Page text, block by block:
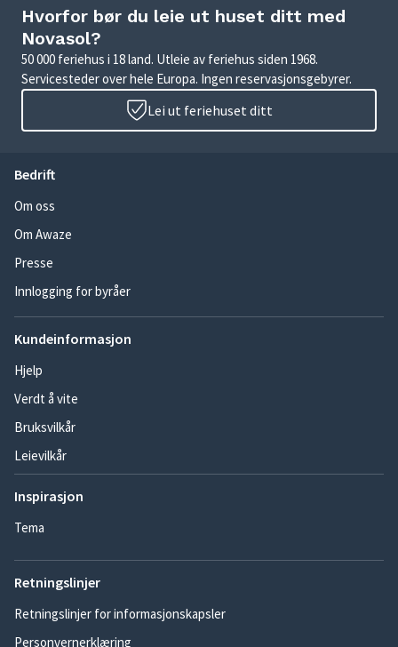
Hvorfor bør du leie ut huset ditt med
Novasol?
50 000 feriehus i 18 land. Utleie av feriehus siden 1968.
Servicesteder over hele Europa. Ingen reservasjonsgebyrer.
Lei ut feriehuset ditt
Bedrift
Om oss
Om Awaze
Presse
Innlogging for byråer
Kundeinformasjon
Hjelp
Verdt å vite
Bruksvilkår
Leievilkår
Inspirasjon
Tema
Retningslinjer
Retningslinjer for informasjonskapsler
Personvernerklæring